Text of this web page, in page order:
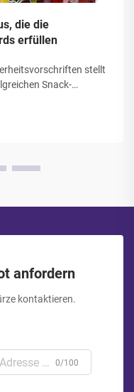
die die
erfüllen
stellt
Snack-
sowie
anfordern
kontaktieren.
0/100